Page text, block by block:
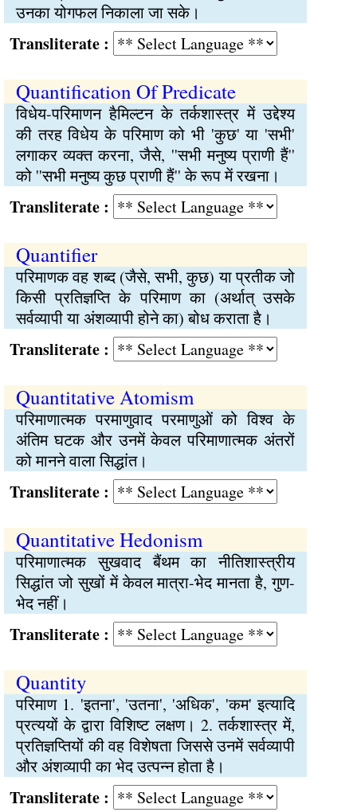
उनका योगफल निकाला जा सके।
:
Quantification Of Predicate
विधेय-परिमाणन हैमिल्टन के तर्कशास्त्र में उद्देश्य
की तरह विधेय के परिमाण को भी 'कुछ' या 'सभी'
लगाकर व्यक्त करना, जैसे, ''सभी मनुष्य प्राणी हैं''
को ''सभी मनुष्य कुछ प्राणी हैं'' के रूप में रखना।
:
Quantifier
परिमाणक वह शब्द (जैसे, सभी, कुछ) या प्रतीक जो
किसी प्रतिज्ञप्ति के परिमाण का (अर्थात् उसके
सर्वव्यापी या अंशव्यापी होने का) बोध कराता है।
:
Quantitative Atomism
परिमाणात्मक परमाणुवाद परमाणुओं को विश्व के
अंतिम घटक और उनमें केवल परिमाणात्मक अंतरों
को मानने वाला सिद्धांत।
:
Quantitative Hedonism
परिमाणात्मक सुखवाद बैंथम का नीतिशास्त्रीय
सिद्धांत जो सुखों में केवल मात्रा-भेद मानता है, गुण-
भेद नहीं।
:
Quantity
परिमाण 1. 'इतना', 'उतना', 'अधिक', 'कम' इत्यादि
प्रत्ययों के द्वारा विशिष्ट लक्षण। 2. तर्कशास्त्र में,
प्रतिज्ञप्तियों की वह विशेषता जिससे उनमें सर्वव्यापी
और अंशव्यापी का भेद उत्पन्न होता है।
: